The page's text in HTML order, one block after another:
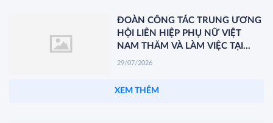
ĐOÀN CÔNG TÁC TRUNG ƯƠNG
HỘI LIÊN HIỆP PHỤ NỮ VIỆT
NAM THĂM VÀ LÀM VIỆC TẠI
YẾN SÀO KHÁNH HÒA
29/07/2026
XEM THÊM